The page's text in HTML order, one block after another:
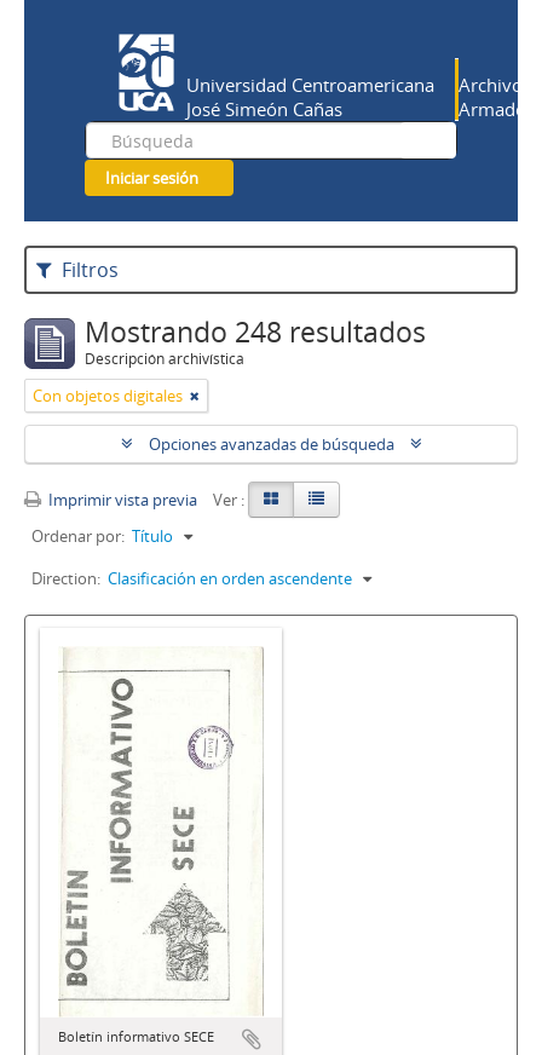
Universidad Centroamericana
José Simeón Cañas
Archivo
Armado
Iniciar sesión
Filtros
Mostrando 248 resultados
Descripción archivística
Con objetos digitales
Opciones avanzadas de búsqueda
Imprimir vista previa
Ver :
Ordenar por: Título
Direction: Clasificación en orden ascendente
Boletín informativo SECE